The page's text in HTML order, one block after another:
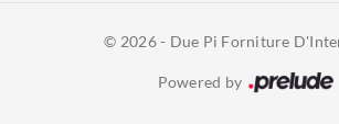
© 2026 - Due Pi Forniture
Powered by